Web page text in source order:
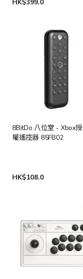
HK$399.0
8BitDo 八位堂 - Xbox授
權遙控器 85FB02
HK$108.0